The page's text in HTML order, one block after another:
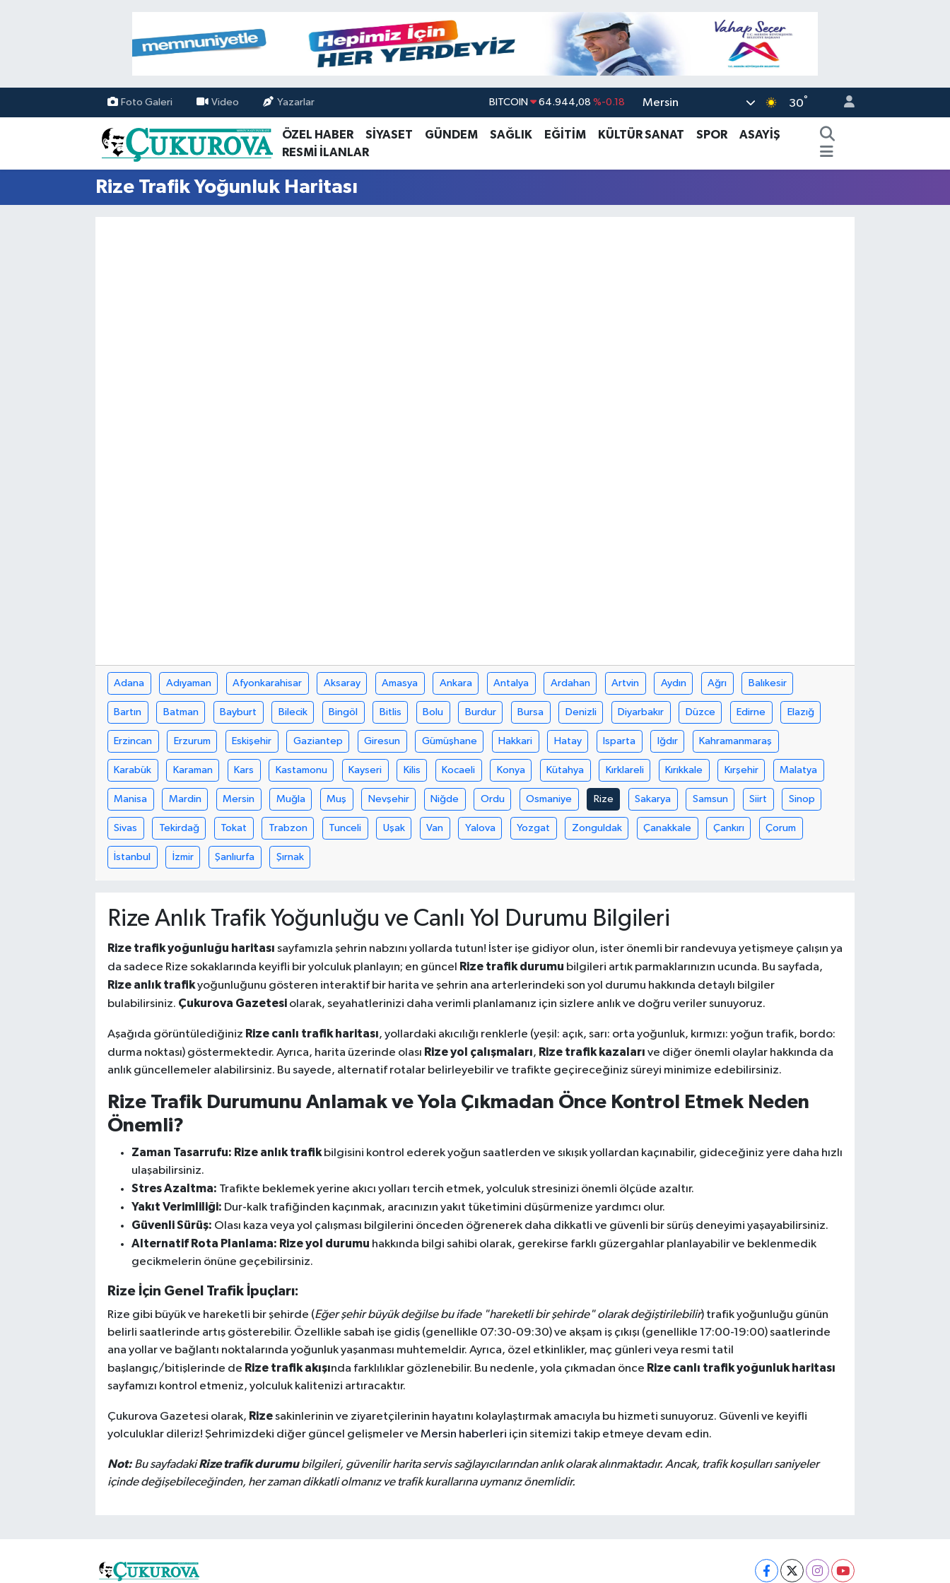
Foto Galeri Video Yazarlar BITCOIN 64.944,08 %-0.18
DOLAR 47,7436 %0.18
GRAM ALTIN 6660.55 %0.03
Mersin 30°
ÖZEL HABER SİYASET GÜNDEM SAĞLIK EĞİTİM KÜLTÜR SANAT SPOR
ASAYİŞ
RESMİ İLANLAR
Rize Trafik Yoğunluk Haritası
Adana Adıyaman Afyonkarahisar Aksaray Amasya Ankara Antalya Ardahan Artvin Aydın Ağrı Balıkesir
Bartın Batman Bayburt Bilecik Bingöl Bitlis Bolu Burdur Bursa Denizli Diyarbakır Düzce Edirne Elazığ
Erzincan Erzurum Eskişehir Gaziantep Giresun Gümüşhane Hakkari Hatay Isparta Iğdır Kahramanmaraş
Karabük Karaman Kars Kastamonu Kayseri Kilis Kocaeli Konya Kütahya Kırklareli Kırıkkale Kırşehir Malatya
Manisa Mardin Mersin Muğla Muş Nevşehir Niğde Ordu Osmaniye Rize Sakarya Samsun Siirt Sinop
Sivas Tekirdağ Tokat Trabzon Tunceli Uşak Van Yalova Yozgat Zonguldak Çanakkale Çankırı Çorum
İstanbul İzmir Şanlıurfa Şırnak
Rize Anlık Trafik Yoğunluğu ve Canlı Yol Durumu Bilgileri
Rize trafik yoğunluğu haritası sayfamızla şehrin nabzını yollarda tutun! İster işe gidiyor olun, ister önemli bir randevuya yetişmeye çalışın ya
da sadece Rize sokaklarında keyifli bir yolculuk planlayın; en güncel
Rize trafik durumu bilgileri artık parmaklarınızın ucunda. Bu sayfada,
Rize anlık trafikyoğunluğunu gösteren interaktif bir harita ve şehrin ana arterlerindeki son yol durumu hakkında detaylı bilgiler
bulabilirsiniz. Çukurova Gazetesiolarak, seyahatlerinizi daha verimli planlamanız için sizlere anlık ve doğru veriler sunuyoruz.
Aşağıda görüntülediğiniz Rize canlı trafik haritası, yollardaki akıcılığı renklerle (yeşil: açık, sarı: orta yoğunluk, kırmızı: yoğun trafik, bordo:
durma noktası) göstermektedir. Ayrıca, harita üzerinde olası Rize yol çalışmaları, Rize trafik kazaları ve diğer önemli olaylar hakkında da
anlık güncellemeler alabilirsiniz. Bu sayede, alternatif rotalar belirleyebilir ve trafikte geçireceğiniz süreyi minimize edebilirsiniz.
Rize Trafik Durumunu Anlamak ve Yola Çıkmadan Önce Kontrol Etmek Neden
Önemli?
Zaman Tasarrufu: Rize anlık trafikbilgisini kontrol ederek yoğun saatlerden ve sıkışık yollardan kaçınabilir, gideceğiniz yere daha hızlı
ulaşabilirsiniz.
Stres Azaltma: Trafikte beklemek yerine akıcı yolları tercih etmek, yolculuk stresinizi önemli ölçüde azaltır.
Yakıt Verimliliği: Dur-kalk trafiğinden kaçınmak, aracınızın yakıt tüketimini düşürmenize yardımcı olur.
Güvenli Sürüş: Olası kaza veya yol çalışması bilgilerini önceden öğrenerek daha dikkatli ve güvenli bir sürüş deneyimi yaşayabilirsiniz.
Alternatif Rota Planlama: Rize yol durumu hakkında bilgi sahibi olarak, gerekirse farklı güzergahlar planlayabilir ve beklenmedik
gecikmelerin önüne geçebilirsiniz.
Rize İçin Genel Trafik İpuçları:
Rize gibi büyük ve hareketli bir şehirde (Eğer şehir büyük değilse bu ifade "hareketli bir şehirde" olarak değiştirilebilir) trafik yoğunluğu günün
belirli saatlerinde artış gösterebilir. Özellikle sabah işe gidiş (genellikle 07:30-09:30) ve akşam iş çıkışı (genellikle 17:00-19:00) saatlerinde
ana yollar ve bağlantı noktalarında yoğunluk yaşanması muhtemeldir. Ayrıca, özel etkinlikler, maç günleri veya resmi tatil
başlangıç/bitişlerinde de Rize trafik akışında farklılıklar gözlenebilir. Bu nedenle, yola çıkmadan önce Rize canlı trafik yoğunluk haritası
sayfamızı kontrol etmeniz, yolculuk kalitenizi artıracaktır.
Çukurova Gazetesi olarak, Rizesakinlerinin ve ziyaretçilerinin hayatını kolaylaştırmak amacıyla bu hizmeti sunuyoruz. Güvenli ve keyifli
yolculuklar dileriz! Şehrimizdeki diğer güncel gelişmeler ve Mersin haberleri için sitemizi takip etmeye devam edin.
Not:Bu sayfadakiRize trafik durumubilgileri, güvenilir harita servis sağlayıcılarından anlık olarak alınmaktadır. Ancak, trafik koşulları saniyeler
içinde değişebileceğinden, her zaman dikkatli olmanız ve trafik kurallarına uymanız önemlidir.
Mersin Nöbetçi Eczaneler
Mersin Hava Durumu
Mersin Namaz Vakitleri
Mersin Trafik Yoğunluk Haritası
Süper Lig Puan Durumu ve Fikstür